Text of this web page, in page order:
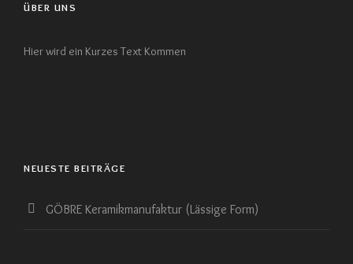
ÜBER UNS
Hier wird ein Kurzes Text Kommen
NEUESTE BEITRÄGE
GÖBRE Keramikmanufaktur (Lässige Form)